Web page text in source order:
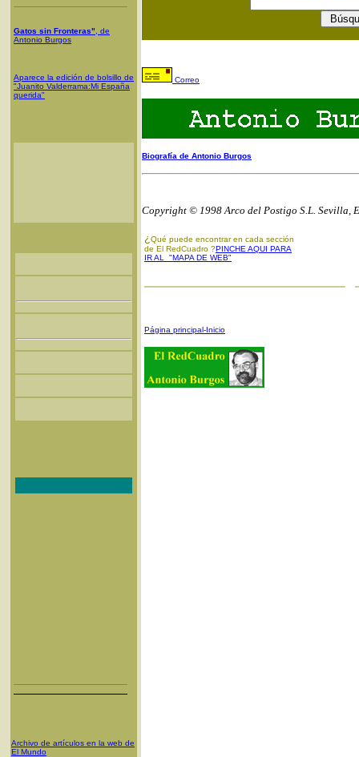
Gatos sin Fronteras" , de
Antonio Burgos
Aparece la edición de bolsillo de
"Juanito Valderrama:Mi España
querida"
Archivo de artículos en la web de
El Mundo
Correo
Biografía de Antonio Burgos
Copyright © 1998 Arco del Postigo S.L. Sevilla,
¿ Qué puede encontrar en cada sección
de El RedCuadro ?PINCHE AQUI PARA
IR AL "MAPA DE WEB"
Página principal-Inicio